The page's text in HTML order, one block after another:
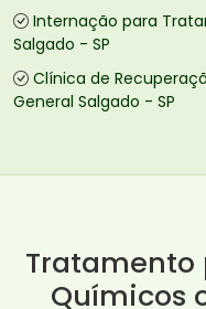
Internação para
Salgado - SP
Clínica de
General Salgado - SP
Tratamento
Químicos